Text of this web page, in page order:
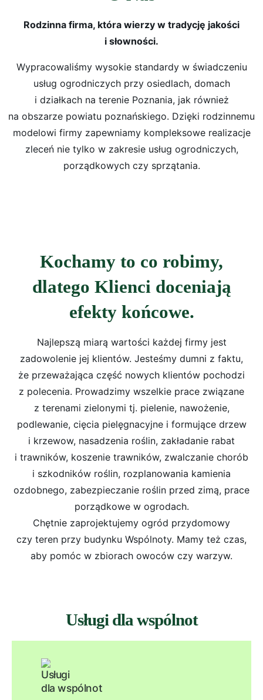
Rodzinna firma, która wierzy w tradycję jakości
i słowności.
Wypracowaliśmy wysokie standardy w świadczeniu
usług ogrodniczych przy osiedlach, domach
i działkach na terenie Poznania, jak również
na obszarze powiatu poznańskiego. Dzięki rodzinnemu
modelowi firmy zapewniamy kompleksowe realizacje
zleceń nie tylko w zakresie usług ogrodniczych,
porządkowych czy sprzątania.
Kochamy to co robimy,
dlatego Klienci doceniają
efekty końcowe.
Najlepszą miarą wartości każdej firmy jest
zadowolenie jej klientów. Jesteśmy dumni z faktu,
że przeważająca część nowych klientów pochodzi
z polecenia. Prowadzimy wszelkie prace związane
z terenami zielonymi tj. pielenie, nawożenie,
podlewanie, cięcia pielęgnacyjne i formujące drzew
i krzewow, nasadzenia roślin, zakładanie rabat
i trawników, koszenie trawników, zwalczanie chorób
i szkodników roślin, rozplanowania kamienia
ozdobnego, zabezpieczanie roślin przed zimą, prace
porządkowe w ogrodach.
Chętnie zaprojektujemy ogród przydomowy
czy teren przy budynku Wspólnoty. Mamy też czas,
aby pomóc w zbiorach owoców czy warzyw.
Usługi dla wspólnot